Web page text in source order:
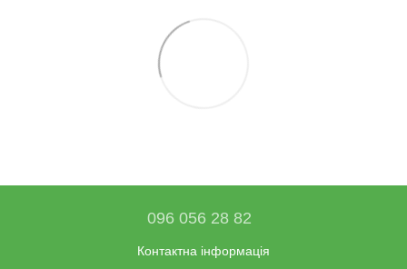
096 056 28 82
Контактна інформація